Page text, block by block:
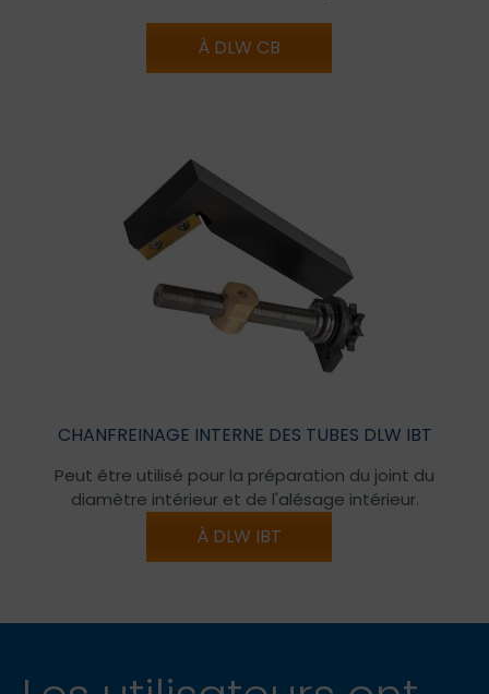
À DLW CB
CHANFREINAGE INTERNE DES TUBES DLW IBT
Peut être utilisé pour la préparation du joint du
diamètre intérieur et de l'alésage intérieur.
À DLW IBT